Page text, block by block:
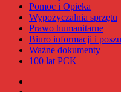
Pomoc i Opieka
Wypożyczalnia sprzętu
Prawo humanitarne
Biuro informacji i
Ważne dokumenty
100 lat PCK